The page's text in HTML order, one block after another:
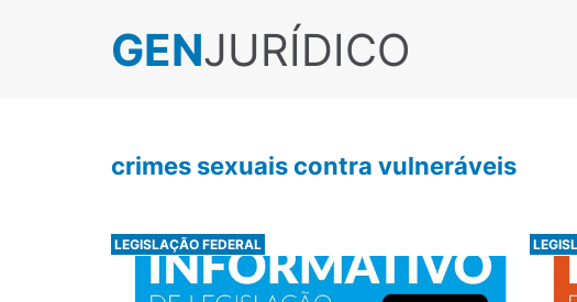
GENJURÍDICO
crimes sexuais contra vulneráveis
LEGISLAÇÃO FEDERAL